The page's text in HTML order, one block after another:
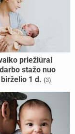
priežiūrai
stažo nuo
1 d. (3)